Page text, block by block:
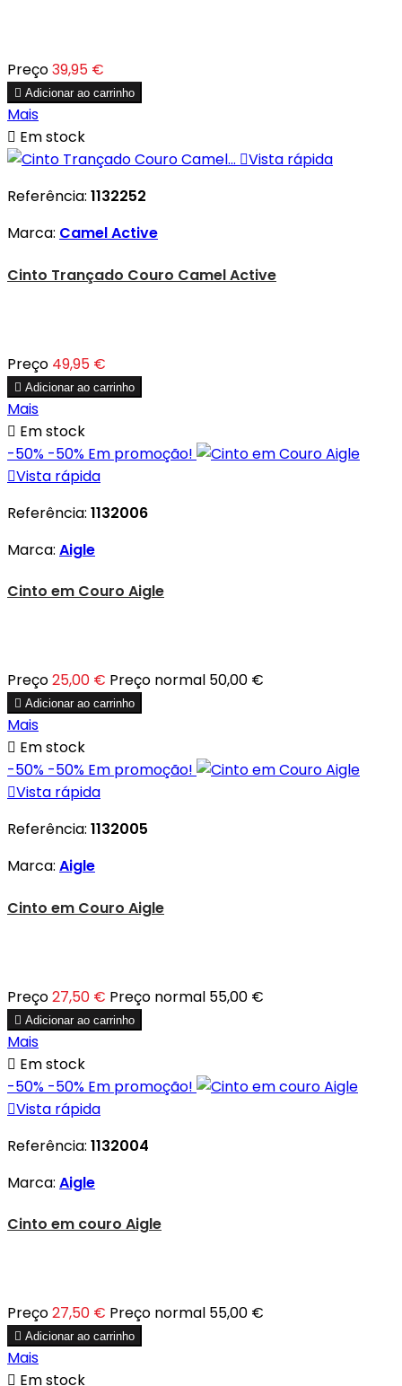
Preço39,95 €
 Adicionar ao carrinho
Mais
 Em stock
Vista rápida
Referência: 1132252
Marca: Camel Active
Cinto Trançado Couro Camel Active
Preço 49,95 €
 Adicionar ao carrinho
Mais
 Em stock
-50% -50% Em promoção!
Vista rápida
Referência: 1132006
Marca: Aigle
Cinto em Couro Aigle
Preço25,00 € Preço normal 50,00 €
 Adicionar ao carrinho
Mais
 Em stock
-50% -50% Em promoção!
Vista rápida
Referência: 1132005
Marca: Aigle
Cinto em Couro Aigle
Preço27,50 € Preço normal 55,00 €
 Adicionar ao carrinho
Mais
 Em stock
-50% -50% Em promoção!
Vista rápida
Referência: 1132004
Marca: Aigle
Cinto em couro Aigle
Preço27,50 € Preço normal 55,00 €
 Adicionar ao carrinho
Mais
 Em stock